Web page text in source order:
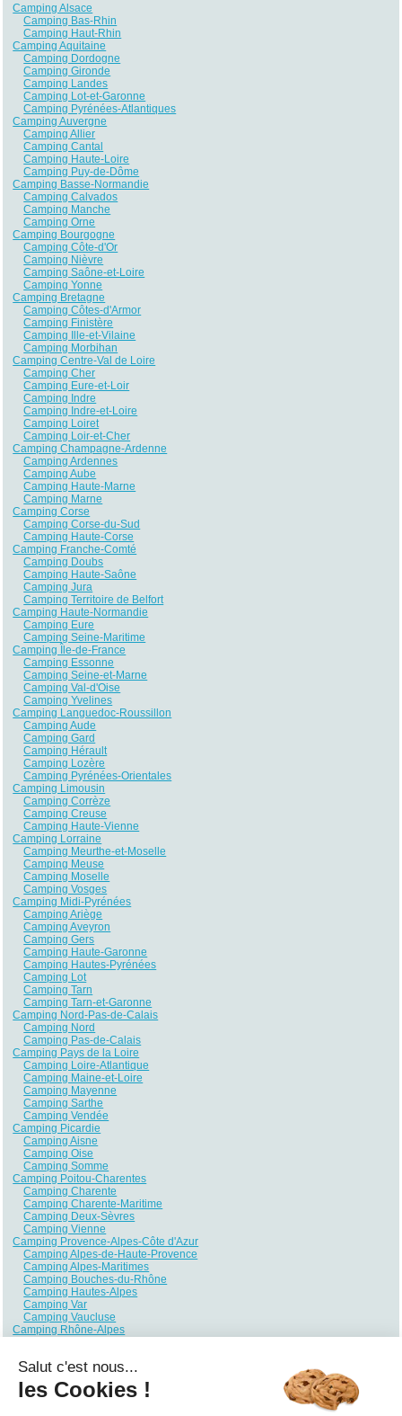
Camping Alsace
Camping Bas-Rhin
Camping Haut-Rhin
Camping Aquitaine
Camping Dordogne
Camping Gironde
Camping Landes
Camping Lot-et-Garonne
Camping Pyrénées-Atlantiques
Camping Auvergne
Camping Allier
Camping Cantal
Camping Haute-Loire
Camping Puy-de-Dôme
Camping Basse-Normandie
Camping Calvados
Camping Manche
Camping Orne
Camping Bourgogne
Camping Côte-d'Or
Camping Nièvre
Camping Saône-et-Loire
Camping Yonne
Camping Bretagne
Camping Côtes-d'Armor
Camping Finistère
Camping Ille-et-Vilaine
Camping Morbihan
Camping Centre-Val de Loire
Camping Cher
Camping Eure-et-Loir
Camping Indre
Camping Indre-et-Loire
Camping Loiret
Camping Loir-et-Cher
Camping Champagne-Ardenne
Camping Ardennes
Camping Aube
Camping Haute-Marne
Camping Marne
Camping Corse
Camping Corse-du-Sud
Camping Haute-Corse
Camping Franche-Comté
Camping Doubs
Camping Haute-Saône
Camping Jura
Camping Territoire de Belfort
Camping Haute-Normandie
Camping Eure
Camping Seine-Maritime
Camping Île-de-France
Camping Essonne
Camping Seine-et-Marne
Camping Val-d'Oise
Camping Yvelines
Camping Languedoc-Roussillon
Camping Aude
Camping Gard
Camping Hérault
Camping Lozère
Camping Pyrénées-Orientales
Camping Limousin
Camping Corrèze
Camping Creuse
Camping Haute-Vienne
Camping Lorraine
Camping Meurthe-et-Moselle
Camping Meuse
Camping Moselle
Camping Vosges
Camping Midi-Pyrénées
Camping Ariège
Camping Aveyron
Camping Gers
Camping Haute-Garonne
Camping Hautes-Pyrénées
Camping Lot
Camping Tarn
Camping Tarn-et-Garonne
Camping Nord-Pas-de-Calais
Camping Nord
Camping Pas-de-Calais
Camping Pays de la Loire
Camping Loire-Atlantique
Camping Maine-et-Loire
Camping Mayenne
Camping Sarthe
Camping Vendée
Camping Picardie
Camping Aisne
Camping Oise
Camping Somme
Camping Poitou-Charentes
Camping Charente
Camping Charente-Maritime
Camping Deux-Sèvres
Camping Vienne
Camping Provence-Alpes-Côte d'Azur
Camping Alpes-de-Haute-Provence
Camping Alpes-Maritimes
Camping Bouches-du-Rhône
Camping Hautes-Alpes
Camping Var
Camping Vaucluse
Camping Rhône-Alpes
Camping Drôme
Camping Haute-Savoie
Camping Isère
Salut c'est nous...
les Cookies !